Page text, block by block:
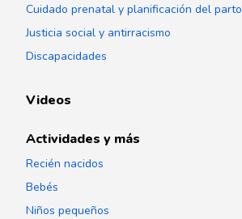
Cuidado prenatal y planificación del parto
Justicia social y antirracismo
Discapacidades
Videos
Actividades y más
Recién nacidos
Bebés
Niños pequeños